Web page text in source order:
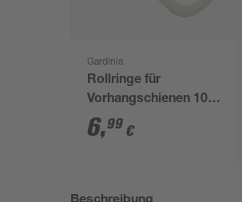
Gardinia
Rollringe für
Vorhangschienen 100
Stück
6,99 €
Beschreibung